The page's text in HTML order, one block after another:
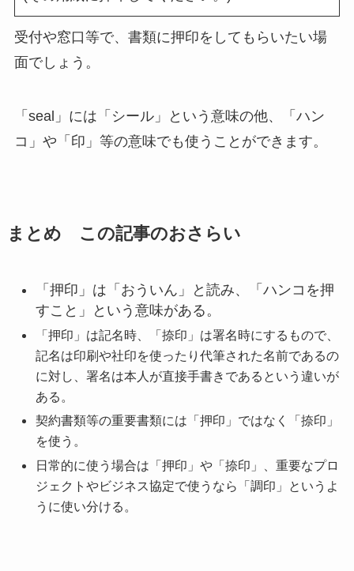
受付や窓口等で、書類に押印をしてもらいたい場
面でしょう。
「seal」には「シール」という意味の他、「ハン
コ」や「印」等の意味でも使うことができます。
まとめ この記事のおさらい
「押印」は「おういん」と読み、「ハンコを押
すこと」という意味がある。
「押印」は記名時、「捺印」は署名時にするもので、
記名は印刷や社印を使ったり代筆された名前であるの
に対し、署名は本人が直接手書きであるという違いが
ある。
契約書類等の重要書類には「押印」ではなく「捺印」
を使う。
日常的に使う場合は「押印」や「捺印」、重要なプロ
ジェクトやビジネス協定で使うなら「調印」というよ
うに使い分ける。